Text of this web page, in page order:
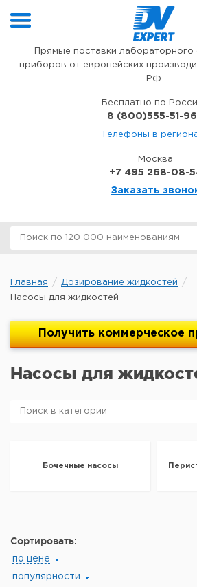
Прямые поставки
приборов от европейских
РФ
Бесплатно по
8 (800)555-51-96
Телефоны в
Москва
+7 495 268-08-
Заказать
Главная
Дозирование жидкостей
Насосы для жидкостей
Получить коммерческое
Насосы для
Бочечные насосы
Сортировать:
по цене
популярности